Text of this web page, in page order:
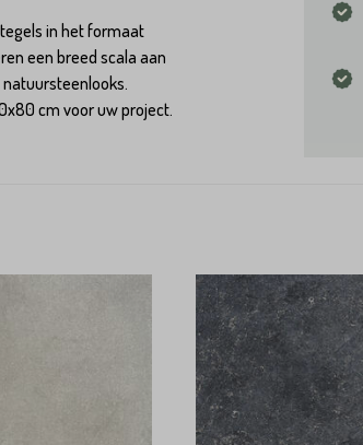
in het formaat
een breed scala aan
cm voor uw project.